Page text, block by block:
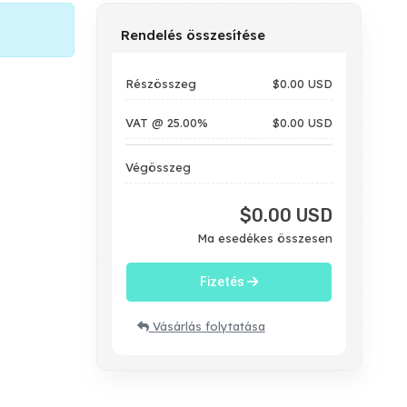
Rendelés összesítése
Részösszeg $0.00 USD
VAT @ 25.00% $0.00 USD
Végösszeg
$0.00 USD
Ma esedékes összesen
Fizetés
Vásárlás folytatása